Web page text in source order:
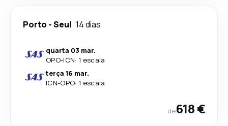
Porto -Seul 14 dias
quarta 03 mar.
OPO-ICN· 1 escala
terça 16 mar.
ICN-OPO· 1 escala
de618 €